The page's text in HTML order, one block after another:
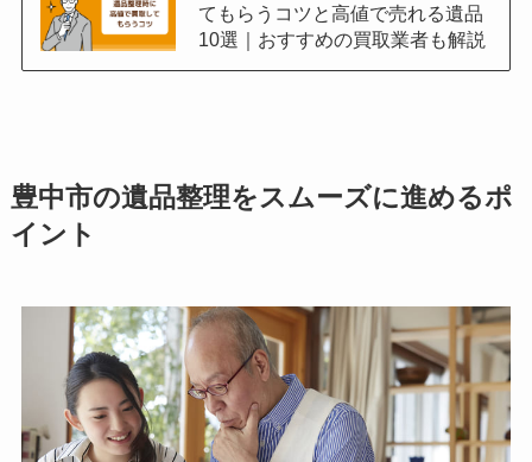
てもらうコツと高値で売れる遺品
10選｜おすすめの買取業者も解説
豊中市の遺品整理をスムーズに進めるポ
イント